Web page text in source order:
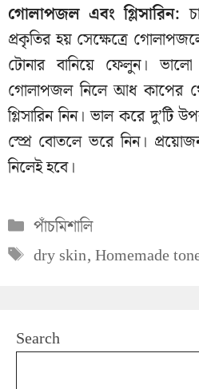
গোলাপজল এবং গ্লিসারিন:
প্রকৃতির হয় সেক্ষেত্রে
টোনার বানিয়ে ফেলুন।
গোলাপজল নিলে আধ কাপের
গ্লিসারিন নিন। ভাল করে দু’টি
স্প্রে বোতলে ভরে নিন।
নিলেই হবে।
Categories
পাঁচমিশালি
Tags
dry skin,Homemade
Search